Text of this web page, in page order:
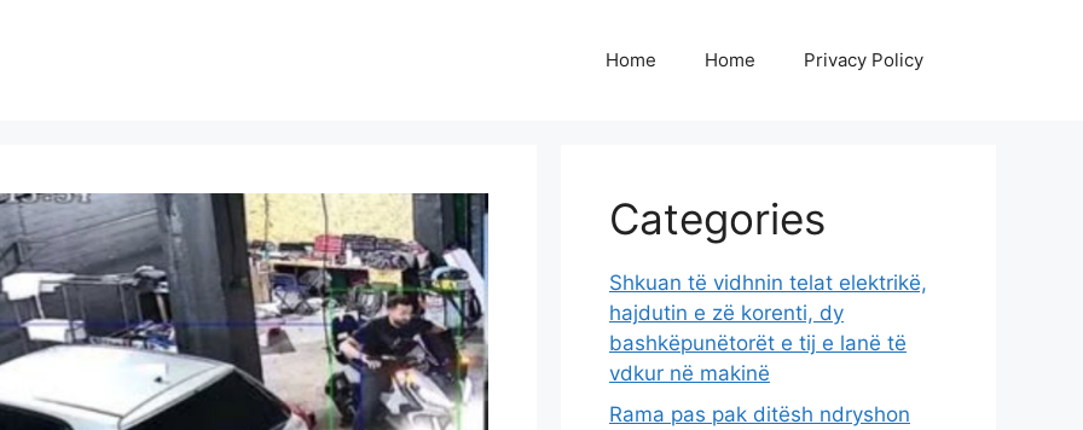
Home Home Privacy Policy
Categories
Shkuan të vidhnin telat elektrikë,
hajdutin e zë korenti, dy
bashkëpunëtorët e tij e lanë të
vdkur në makinë
Rama pas pak ditësh ndryshon